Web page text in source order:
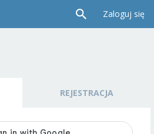
Zaloguj się
REJESTRACJA